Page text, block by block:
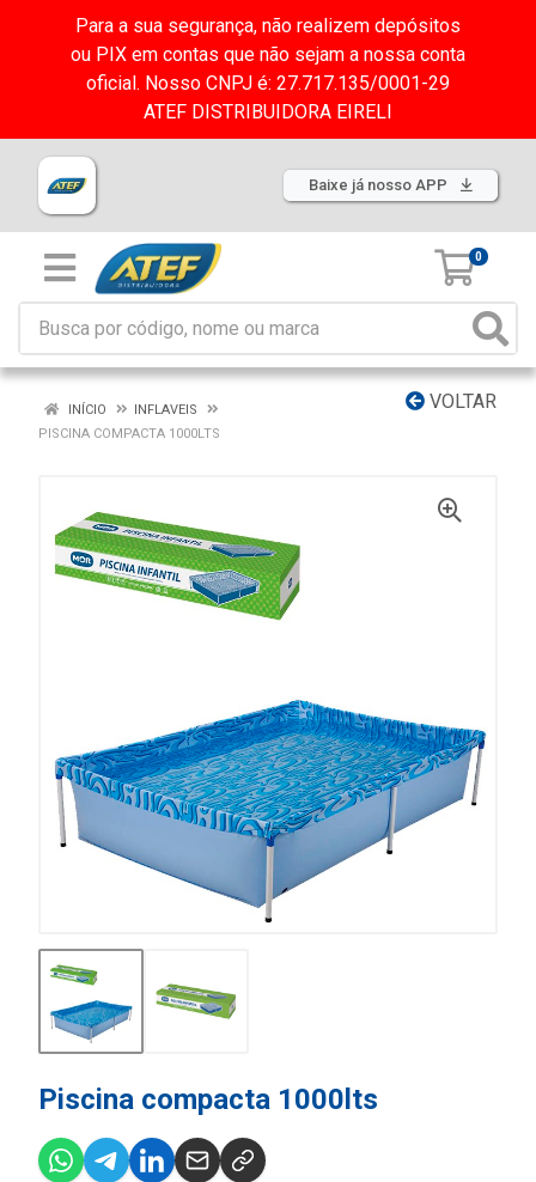
Para a sua segurança, não realizem depósitos
ou PIX em contas que não sejam a nossa conta
oficial. Nosso CNPJ é: 27.717.135/0001-29
ATEF DISTRIBUIDORA EIRELI
Baixe já nosso APP
0
VOLTAR
INÍCIO
INFLAVEIS
PISCINA COMPACTA 1000LTS
Piscina compacta 1000lts